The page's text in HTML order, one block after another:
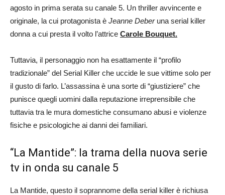
agosto in prima serata su canale 5. Un thriller avvincente e
originale, la cui protagonista è Jeanne Deberuna serial killer
donna a cui presta il volto l’attrice Carole Bouquet.
Tuttavia, il personaggio non ha esattamente il “profilo
tradizionale” del Serial Killer che uccide le sue vittime solo per
il gusto di farlo. L’assassina è una sorte di “giustiziere” che
punisce quegli uomini dalla reputazione irreprensibile che
tuttavia tra le mura domestiche consumano abusi e violenze
fisiche e psicologiche ai danni dei familiari.
“La Mantide”: la trama della nuova serie
tv in onda su canale 5
La Mantide, questo il soprannome della serial killer è richiusa